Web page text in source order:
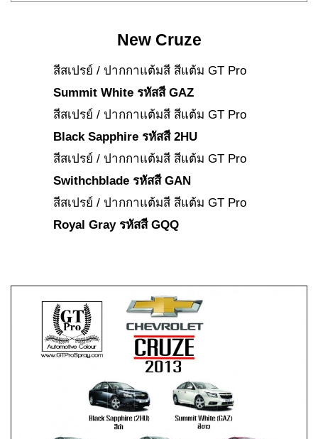
New Cruze
สีสเปรย์ / ปากกาแต้มสี สีแต้ม GT Pro
Summit White รหัสสี GAZ
สีสเปรย์ / ปากกาแต้มสี สีแต้ม GT Pro
Black Sapphire รหัสสี 2HU
สีสเปรย์ / ปากกาแต้มสี สีแต้ม GT Pro
Swithchblade รหัสสี GAN
สีสเปรย์ / ปากกาแต้มสี สีแต้ม GT Pro
Royal Gray รหัสสี GQQ